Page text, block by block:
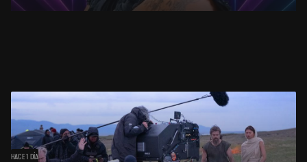
HACE 1 DÍA